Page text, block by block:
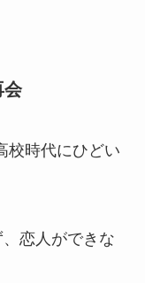
会
校時代にひどい
恋人ができな